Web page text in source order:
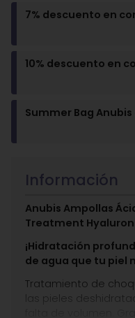
7% descuento en
10% descuento en
Summer Bag Anubis
Información
Anubis Ampollas
Treatment
¡Hidratación
de agua que tu piel
Tratamiento de
las pieles